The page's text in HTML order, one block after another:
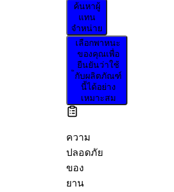
ค้นหาผู้
แทน
จำหน่าย
เลือกพาหนะ
ของคุณเพื่อ
ยืนยันว่าใช้
กับผลิตภัณฑ์
นี้ได้อย่าง
เหมาะสม
ความ
ปลอดภัย
ของ
ยาน